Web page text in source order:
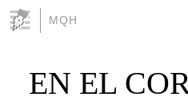
MQH
EN EL